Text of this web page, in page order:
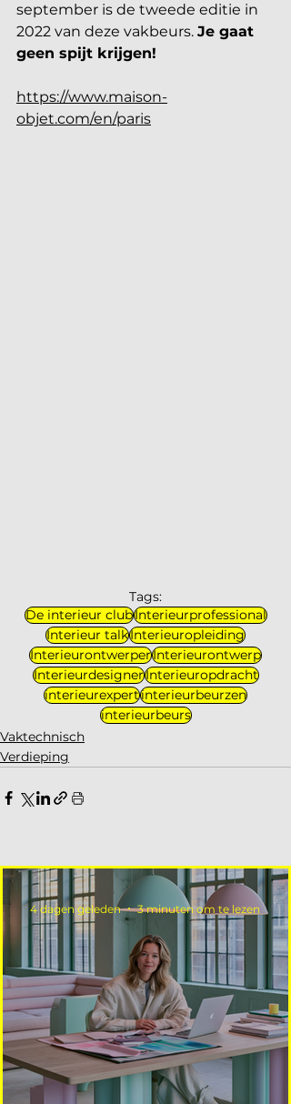
september is de tweede editie in
2022 van deze vakbeurs. Je gaat
geen spijt krijgen!
https://www.maison-
objet.com/en/paris
Tags:
De interieur clubInterieurprofessional
Interieur talkInterieuropleiding
InterieurontwerperInterieurontwerp
InterieurdesignerInterieuropdracht
interieurexpertinterieurbeurzen
interieurbeurs
Vaktechnisch
Verdieping
4 dagen geleden 3 minuten om te lezen